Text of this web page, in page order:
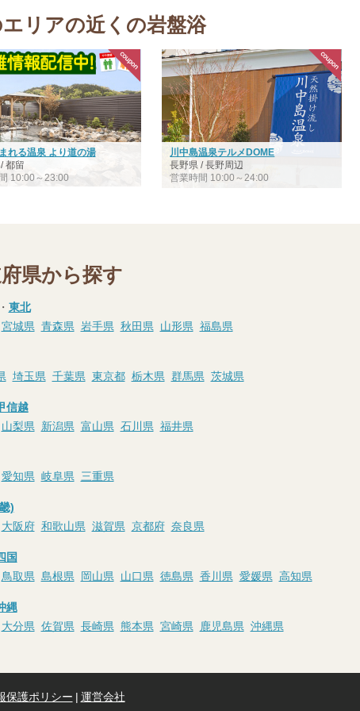
リアの近くの岩盤浴
れる温泉 より道の湯
都留
10:00～23:00
川中島温泉テルメDOME
長野県 / 長野周辺
営業時間 10:00～24:00
県から探す
東北
宮城県 青森県 岩手県 秋田県 山形県 福島県
埼玉県 千葉県 東京都 栃木県 群馬県 茨城県
信越
山梨県 新潟県 富山県 石川県 福井県
愛知県 岐阜県 三重県
)
大阪府 和歌山県 滋賀県 京都府 奈良県
国
鳥取県 島根県 岡山県 山口県 徳島県 香川県 愛媛県 高知県
縄
大分県 佐賀県 長崎県 熊本県 宮崎県 鹿児島県 沖縄県
運営会社
|
保護ポリシー